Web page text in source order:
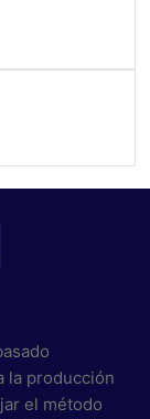
la producción
el método